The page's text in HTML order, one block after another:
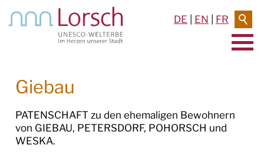
DE EN FR
BAUEN & UMWELT
Giebau
PATENSCHAFT zu den ehemaligen Bewohnern
von GIEBAU, PETERSDORF, POHORSCH und
WESKA.